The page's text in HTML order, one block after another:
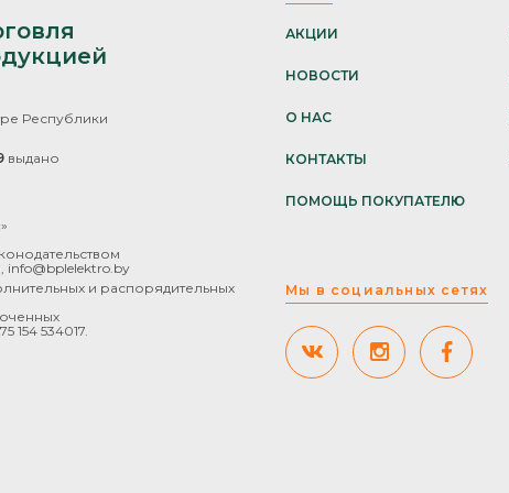
Республики
выдано
info@bplelektro.by
и распорядительных
154 534017.
АКЦИИ
НОВОСТИ
О НАС
КОНТАКТЫ
ПОМОЩЬ ПОКУПАТЕЛЮ
Мы в социальных сетях